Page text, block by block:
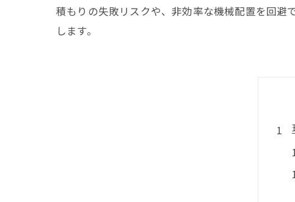
積もりの失敗リスクや、非効率な機械配置を回避
します。